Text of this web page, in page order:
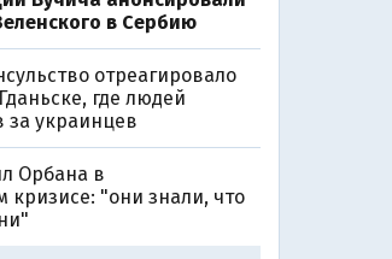
в Сербию
отреагировало
где людей
за украинцев
Орбана в
кризисе: "они знали, что